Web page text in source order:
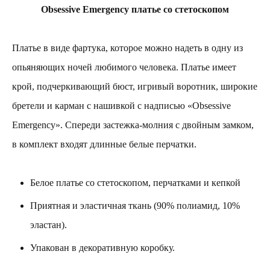
Obsessive Emergency платье со стетоскопом
Платье в виде фартука, которое можно надеть в одну из
опьяняющих ночей любимого человека. Платье имеет
крой, подчеркивающий бюст, игривый воротник, широкие
бретели и карман с нашивкой с надписью «Obsessive
Emergency». Спереди застежка-молния с двойным замком,
в комплект входят длинные белые перчатки.
Белое платье со стетоскопом, перчатками и кепкой
Приятная и эластичная ткань (90% полиамид, 10%
эластан).
Упакован в декоративную коробку.